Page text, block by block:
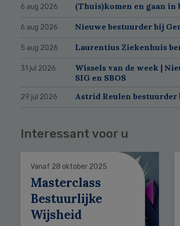
6 aug 2026 (Thuis)komen en gaan in
6 aug 2026 Nieuwe bestuurder bij
5 aug 2026 Laurentius Ziekenhuis
31 jul 2026
Wissels van de week |
SIG en SBOS
29 jul 2026 Astrid Reulen
Interessant voor u
Vanaf 28 oktober 2025
Masterclass
Bestuurlijke
Wijsheid